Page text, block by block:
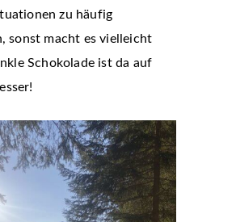
zu häufig
sonst macht es vielleicht
Schokolade ist da auf